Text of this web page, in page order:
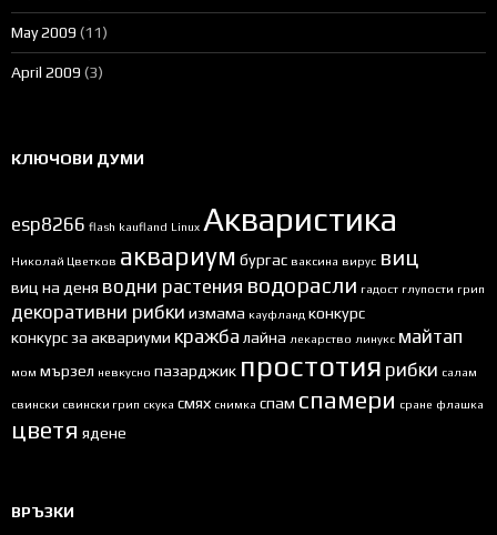
May 2009 (11)
April 2009 (3)
КЛЮЧОВИ ДУМИ
esp8266 flash kaufland Linux Акваристика
Николай Цветков аквариум бургас ваксина вирус виц
виц на деня водни растения водорасли гадост глупости грип
декоративни рибки измама кауфланд конкурс
конкурс за аквариуми кражба лайна лекарство линукс майтап
мом мързел невкусно пазарджик простотия рибки салам
свински свински грип скука смях снимка спам спамери сране флашка
цветя ядене
ВРЪЗКИ